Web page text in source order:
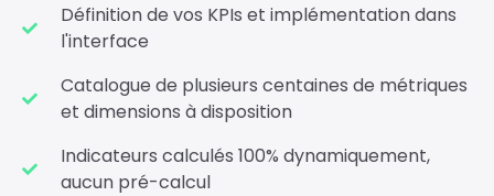
Définition de vos KPIs et implémentation dans
l'interface
Catalogue de plusieurs centaines de métriques
et dimensions à disposition
Indicateurs calculés 100% dynamiquement,
aucun pré-calcul